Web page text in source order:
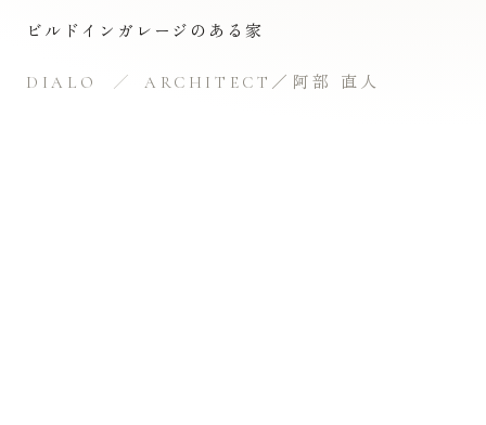
ビルドインガレージのある家
DIALO ARCHITECT／阿部 直人